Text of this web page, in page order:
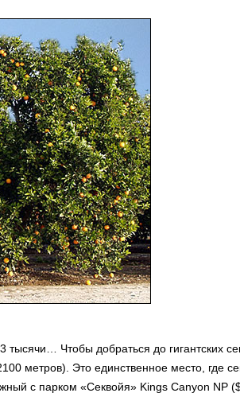
тысячи… Чтобы добраться до гигантских
метров). Это единственное место, где
с парком «Секвойя» Kings Canyon NP